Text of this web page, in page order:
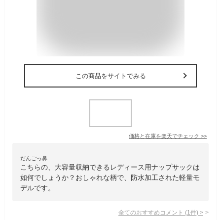
この商品をサイトでみる
価格と在庫を楽天でチェック >>
だんごっ鼻
こちらの、大容量収納できるレディース用ナップサックは
如何でしょうか？おしゃれな柄で、防水加工された軽量モ
デルです。
全てのおすすめコメント (1 件) >